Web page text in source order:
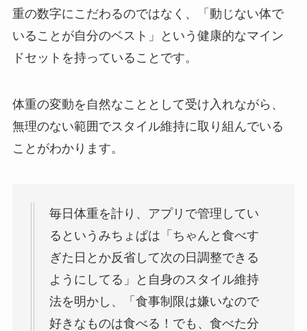
重の数字にこだわるのではなく、「動じない体で
いることが自分のベスト」という健康的なマイン
ドセットを持っていることです。
体重の変動を自然なこととして受け入れながら、
無理のない範囲でスタイル維持に取り組んでいる
ことがわかります。
毎日体重を計り、アプリで管理してい
るというみちょぱは「ちゃんと食べす
ぎた日とか反省して次の日調整できる
ようにしてる」と自身のスタイル維持
法を明かし、「食事制限は嫌いなので
好きなものは食べる！でも、食べた分